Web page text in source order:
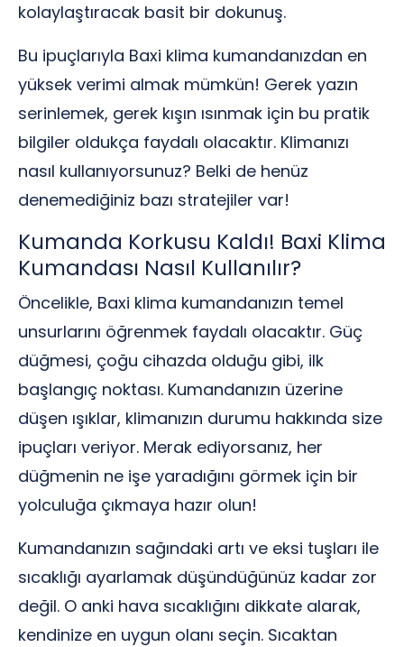
kolaylaştıracak basit bir dokunuş.
Bu ipuçlarıyla Baxi klima kumandanızdan en
yüksek verimi almak mümkün! Gerek yazın
serinlemek, gerek kışın ısınmak için bu pratik
bilgiler oldukça faydalı olacaktır. Klimanızı
nasıl kullanıyorsunuz? Belki de henüz
denemediğiniz bazı stratejiler var!
Kumanda Korkusu Kaldı! Baxi Klima
Kumandası Nasıl Kullanılır?
Öncelikle, Baxi klima kumandanızın temel
unsurlarını öğrenmek faydalı olacaktır. Güç
düğmesi, çoğu cihazda olduğu gibi, ilk
başlangıç noktası. Kumandanızın üzerine
düşen ışıklar, klimanızın durumu hakkında size
ipuçları veriyor. Merak ediyorsanız, her
düğmenin ne işe yaradığını görmek için bir
yolculuğa çıkmaya hazır olun!
Kumandanızın sağındaki artı ve eksi tuşları ile
sıcaklığı ayarlamak düşündüğünüz kadar zor
değil. O anki hava sıcaklığını dikkate alarak,
kendinize en uygun olanı seçin. Sıcaktan